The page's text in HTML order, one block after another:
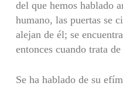
del que hemos hablado
humano, las puertas se
alejan de él; se
entonces cuando trata
Se ha hablado de su